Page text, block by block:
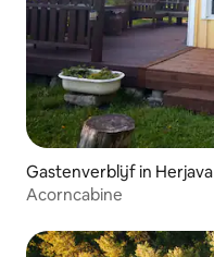
Gastenverblijf in Herjava
Acorncabine